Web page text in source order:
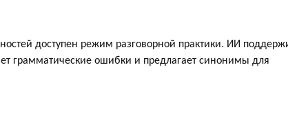
доступен режим разговорной практики. ИИ
грамматические ошибки и предлагает синонимы для